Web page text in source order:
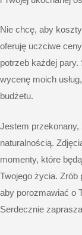
Nie chcę, aby
oferuję uczciwe
potrzeb każdej
wycenę moich
budżetu.
Jestem
naturalnością.
momenty, które
Twojego życia.
aby porozmawiać o
Serdecznie